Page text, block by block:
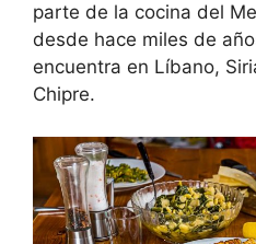
parte de la cocina del
desde hace miles de
encuentra en Líbano,
Chipre.